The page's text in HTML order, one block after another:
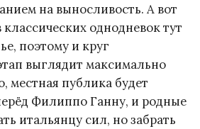
на выносливость. А вот
однодневок тут
поэтому и круг
выглядит максимально
местная публика будет
Филиппо Ганну, и родные
итальянцу сил, но забрать